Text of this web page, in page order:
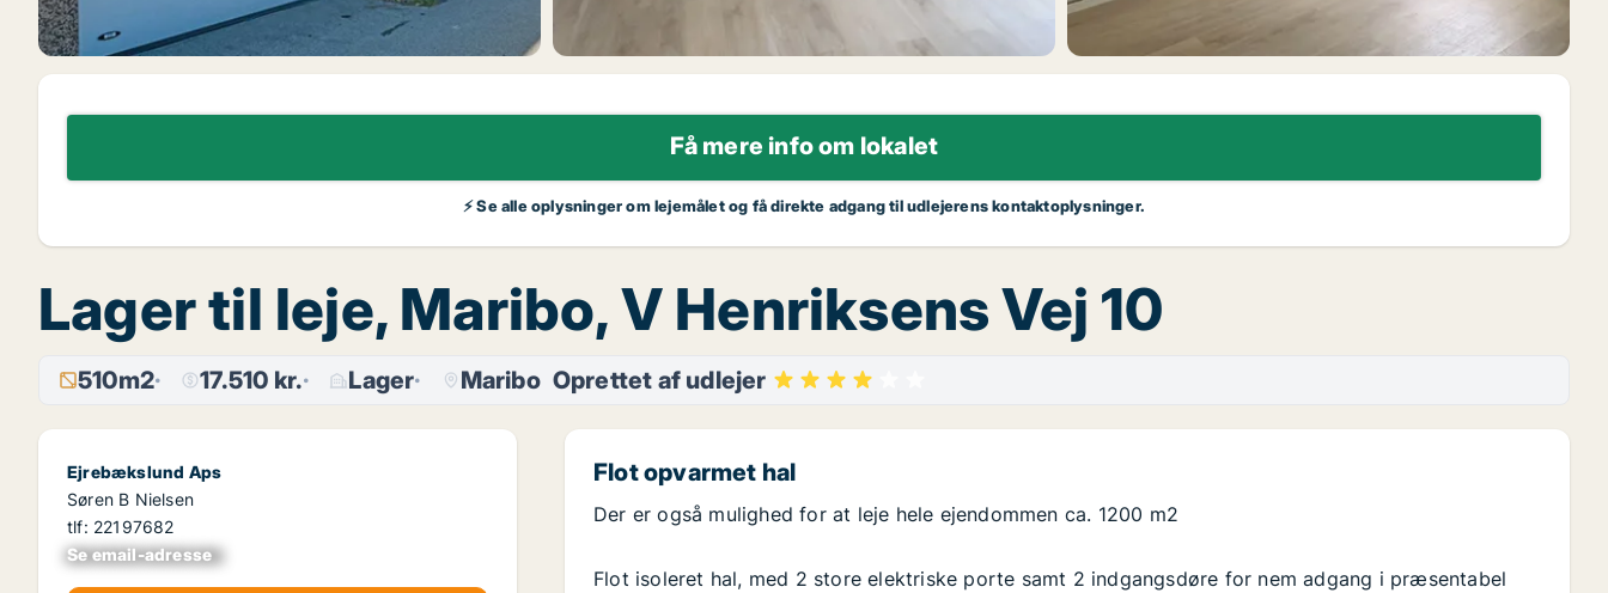
Få mere info om lokalet
⚡ Se alle oplysninger om lejemålet og få direkte adgang til udlejerens kontaktoplysninger.
Lager til leje, Maribo, V Henriksens Vej 10
510m2 17.510 kr. Lager Maribo Oprettet af udlejer
Ejrebækslund Aps
Søren B Nielsen
tlf: 22197682
Se email-adresse
xxxxxxxxxxxxxxxx
Flot opvarmet hal
Der er også mulighed for at leje hele ejendommen ca. 1200 m2
Flot isoleret hal, med 2 store elektriske porte samt 2 indgangsdøre for nem adgang i præsentabel